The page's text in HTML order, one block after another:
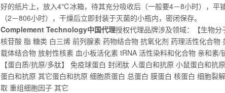
好的纸片上，放入4℃冰箱，待其充分吸收后（一般要4－8小时），
（2－806小时），干燥后立即封装于灭菌的小瓶内，密闭保存。
Complement Technology中国代理授权代理品牌涉及领域：【生物
核苷酸 脂 糖类 白三烯 前列腺素 药物结合物 抗氧化剂 药理活性化合物
载体结合物 放射性核素 血小板活化素 tRNA 活性染料和化合物 亲和素/
【蛋白质/抗原/多肽】 免疫球蛋白 封闭肽 人蛋白和抗原 小鼠蛋白和抗
蛋白和抗原 其它蛋白和抗原 细胞质蛋白 总蛋白 膜蛋白 核蛋白 细胞裂
取 重组细胞因子 其它